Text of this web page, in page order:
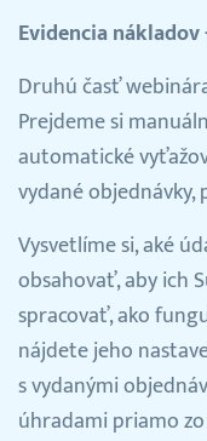
Evidencia
Druhú časť
Prejdeme si
automatické
vydané objednávky,
Vysvetlíme si, aké
obsahovať, aby ich
spracovať, ako
nájdete jeho
s vydanými
úhradami priamo